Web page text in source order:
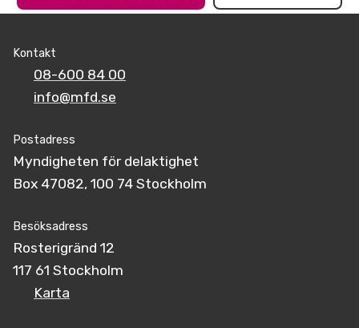
Kontakt
08-600 84 00
info@mfd.se
Postadress
Myndigheten för delaktighet
Box 47082, 100 74 Stockholm
Besöksadress
Rosterigränd 12
117 61 Stockholm
Karta